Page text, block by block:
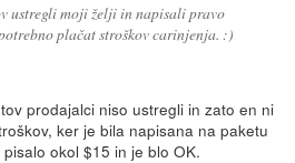
ustregli moji želji in napisali pravo
plačat stroškov carinjenja. :)
prodajalci niso ustregli in zato en ni
ker je bila napisana na paketu
okol $15 in je blo OK.